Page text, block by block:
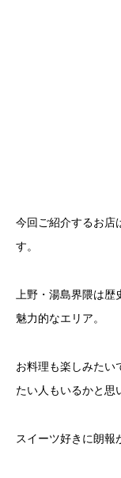
今回ご紹介するお店
す。
上野・湯島界隈は
魅力的なエリア。
お料理も楽しみたい
たい人もいるかと思
スイーツ好きに朗報